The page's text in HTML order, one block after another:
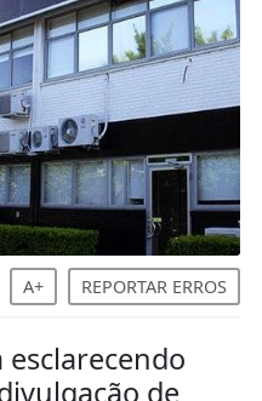
A+ REPORTAR ERROS
de